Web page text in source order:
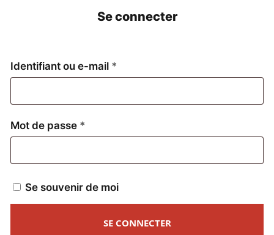
Se connecter
Identifiant ou e-mail *
Mot de passe *
Se souvenir de moi
SE CONNECTER